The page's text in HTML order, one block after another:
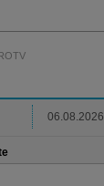
06.08.2026